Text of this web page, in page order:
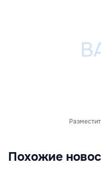
Похожие